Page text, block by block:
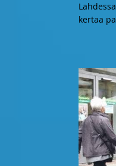
kertaa